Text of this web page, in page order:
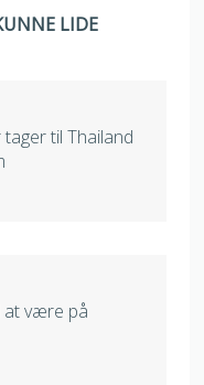
LIDE
til Thailand
at være på